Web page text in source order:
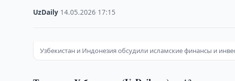
UzDaily 14.05.2026 17:15
Узбекистан и Индонезия обсудили исламские финансы и